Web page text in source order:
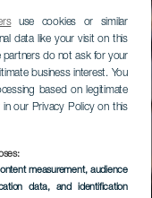
use cookies or similar
data like your visit on this
partners do not ask for your
business interest. You
based on legitimate
in our Privacy Policy on this
measurement, audience
data, and identification